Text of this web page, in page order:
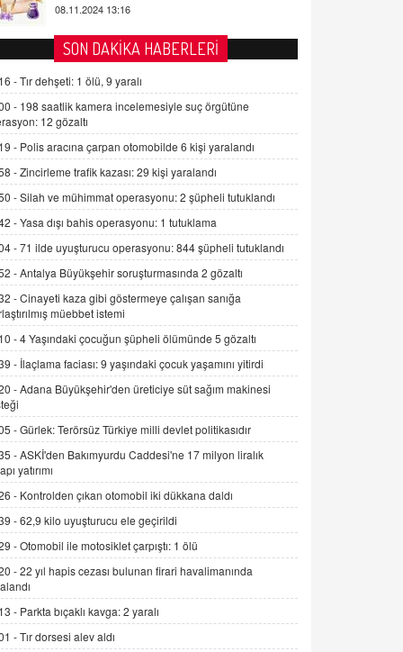
08.11.2024 13:16
FARUK ÖNALAN
Tezkere Onaylanmasaydı…
2 Kasım 2021 Salı 00:11
AV. DOĞAN CAN DOĞAN
Kişisel verilerin korunması ve dijital
hukukun gelişimi
15.09.2025 16:17
SEHER EREK
Kış Ayları Geldi, Hangi Önlemler
Alınmalı?
9.12.2025 10:11
İNCİ GÜL AKÖL
Trump Keşke Adana'yı da Ziyaret Etse...
06.07.2026 13:00
Esed Destekçilerinin Yüzüne Vurulan
Şamar: Sednaya
11.12.2024 12:30
DR. EKREM ASLAN
Gerçek Ne, Algı Ne? "Beraber
Yürüyoruz" Cümlesinin Peşinden
19.07.2025 12:45
Şifacının Yolu
04.11.2025 12:56
SON DAKİKA HABERLERİ
-Tır dehşeti: 1 ölü, 9 yaralı
- 198 saatlik kamera incelemesiyle suç örgütüne
12 gözaltı
- Polis aracına çarpan otomobilde 6 kişi yaralandı
-Zincirleme trafik kazası: 29 kişi yaralandı
-Silah ve mühimmat operasyonu: 2 şüpheli tutuklandı
-Yasa dışı bahis operasyonu: 1 tutuklama
-71 ilde uyuşturucu operasyonu: 844 şüpheli tutuklandı
-Antalya Büyükşehir soruşturmasında 2 gözaltı
-Cinayeti kaza gibi göstermeye çalışan sanığa
müebbet istemi
-4 Yaşındaki çocuğun şüpheli ölümünde 5 gözaltı
- İlaçlama faciası: 9 yaşındaki çocuk yaşamını yitirdi
-Adana Büyükşehir'den üreticiye süt sağım makinesi
-Gürlek: Terörsüz Türkiye milli devlet politikasıdır
-ASKİ'den Bakımyurdu Caddesi'ne 17 milyon liralık
yatırımı
- Kontrolden çıkan otomobil iki dükkana daldı
-62,9 kilo uyuşturucu ele geçirildi
-Otomobil ile motosiklet çarpıştı: 1 ölü
-22 yıl hapis cezası bulunan firari havalimanında
- Parkta bıçaklı kavga: 2 yaralı
-Tır dorsesi alev aldı